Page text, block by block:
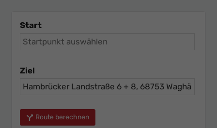
Start
Ziel
Route berechnen